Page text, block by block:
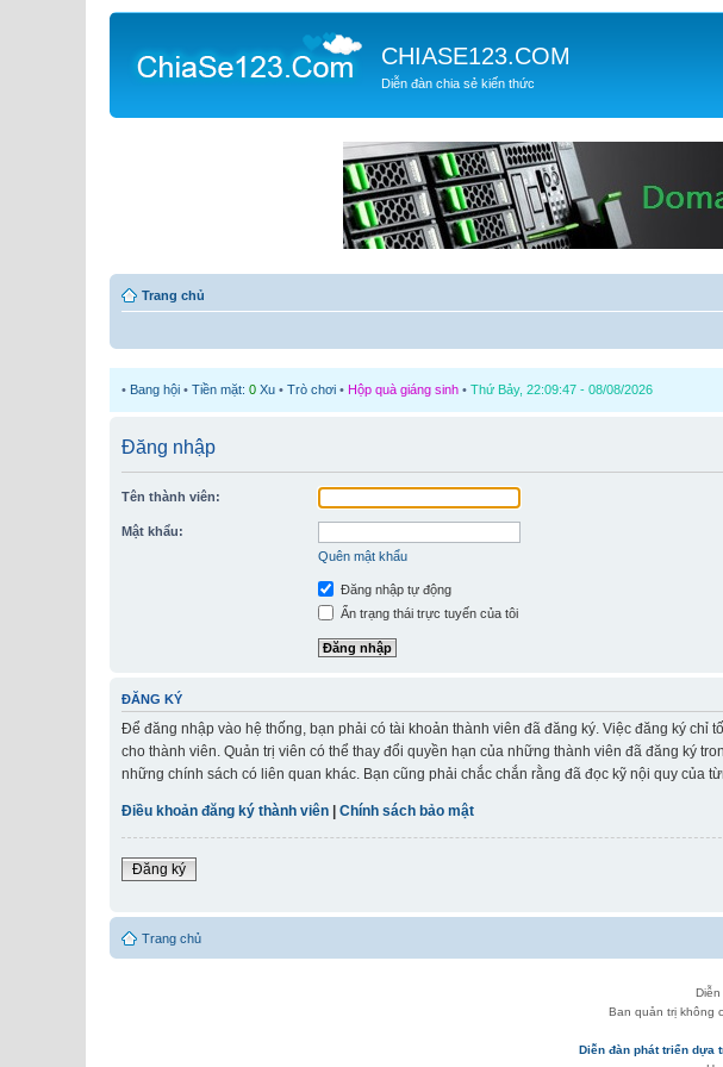
CHIASE123.COM
Diễn đàn chia sẻ kiến thức
Trang chủ
• Bang hội • Tiền mặt: 0 Xu • Trò chơi • Hộp quà giáng sinh • Thứ Bảy, 22:09:47 - 08/08/2026
Đăng nhập
Tên thành viên:
Mật khẩu:
Quên mật khẩu
Đăng nhập tự động
Ẩn trạng thái trực tuyến của tôi
ĐĂNG KÝ
Để đăng nhập vào hệ thống, bạn phải có tài khoản thành viên đã đăng ký. Việc đăng ký
cho thành viên. Quản trị viên có thể thay đổi quyền hạn của những thành viên đã đăng ký
những chính sách có liên quan khác. Bạn cũng phải chắc chắn rằng đã đọc kỹ nội quy của
Điều khoản đăng ký thành viên Chính sách bảo mật
Đăng ký
Trang chủ
Ban quản trị không
Diễn đàn phát triển dựa